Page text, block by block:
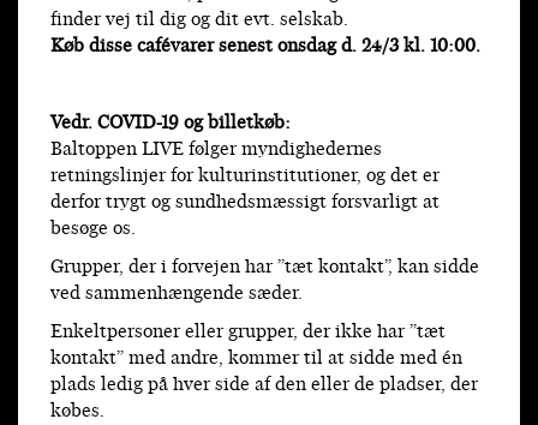
finder vej til dig og dit evt. selskab.
Køb disse cafévarer senest onsdag d. 24/3 kl. 10:00.
Vedr. COVID-19 og billetkøb:
Baltoppen LIVE følger myndighedernes
retningslinjer for kulturinstitutioner, og det er
derfor trygt og sundhedsmæssigt forsvarligt at
besøge os.
Grupper, der i forvejen har ”tæt kontakt”, kan sidde
ved sammenhængende sæder.
Enkeltpersoner eller grupper, der ikke har ”tæt
kontakt” med andre, kommer til at sidde med én
plads ledig på hver side af den eller de pladser, der
købes.